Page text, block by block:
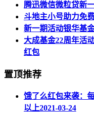
腾迅微信微粒贷新
斗地主小号助力免
新一期活动银华基
大成基金22周年活
红包
置顶推荐
饿了么红包来袭：
以上2021-03-24